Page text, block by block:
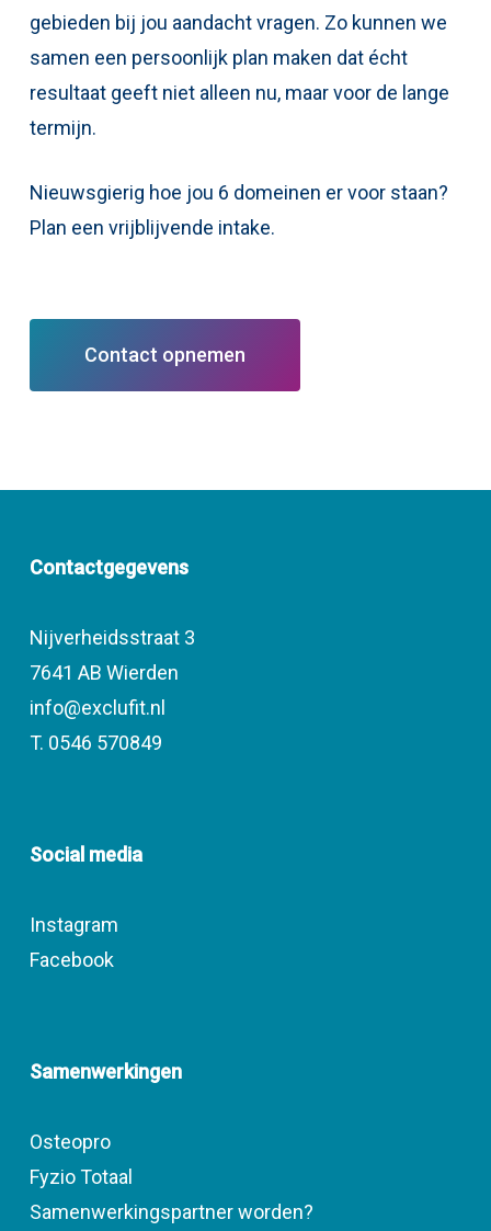
gebieden bij jou aandacht vragen. Zo kunnen we
samen een persoonlijk plan maken dat écht
resultaat geeft niet alleen nu, maar voor de lange
termijn.
Nieuwsgierig hoe jou 6 domeinen er voor staan?
Plan een vrijblijvende intake.
Contact opnemen
Contactgegevens
Nijverheidsstraat 3
7641 AB Wierden
info@exclufit.nl
T. 0546 570849
Social media
Instagram
Facebook
Samenwerkingen
Osteopro
Fyzio Totaal
Samenwerkingspartner worden?